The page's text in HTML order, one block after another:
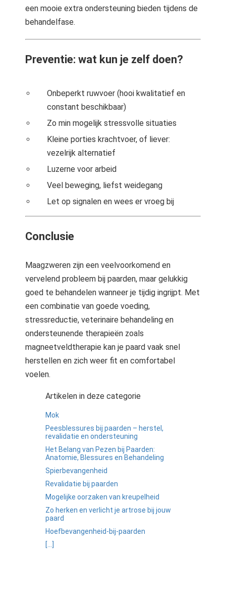
een mooie extra ondersteuning bieden tijdens de
behandelfase.
Preventie: wat kun je zelf doen?
Onbeperkt ruwvoer (hooi kwalitatief en
constant beschikbaar)
Zo min mogelijk stressvolle situaties
Kleine porties krachtvoer, of liever:
vezelrijk alternatief
Luzerne voor arbeid
Veel beweging, liefst weidegang
Let op signalen en wees er vroeg bij
Conclusie
Maagzweren zijn een veelvoorkomend en
vervelend probleem bij paarden, maar gelukkig
goed te behandelen wanneer je tijdig ingrijpt. Met
een combinatie van goede voeding,
stressreductie, veterinaire behandeling en
ondersteunende therapieën zoals
magneetveldtherapie kan je paard vaak snel
herstellen en zich weer fit en comfortabel
voelen.
Artikelen in deze categorie
Mok
Peesblessures bij paarden – herstel,
revalidatie en ondersteuning
Het Belang van Pezen bij Paarden:
Anatomie, Blessures en Behandeling
Spierbevangenheid
Revalidatie bij paarden
Mogelijke oorzaken van kreupelheid
Zo herken en verlicht je artrose bij jouw
paard
Hoefbevangenheid-bij-paarden
[...]